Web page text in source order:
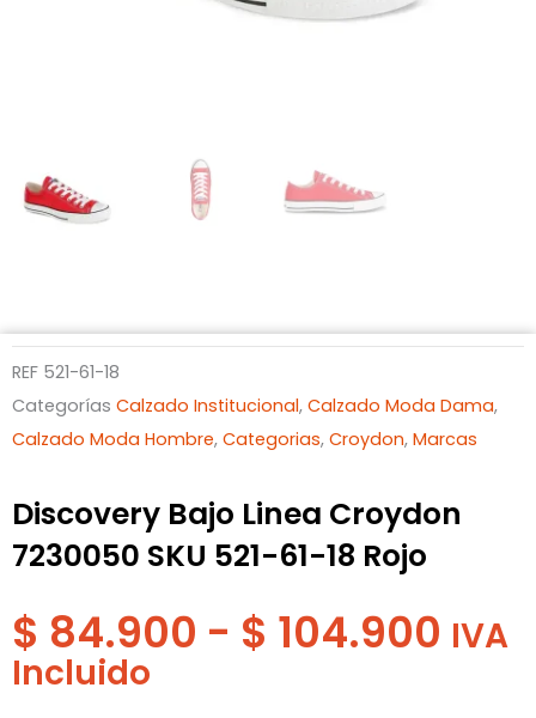
REF 521-61-18
Categorías Calzado Institucional, Calzado Moda Dama,
Calzado Moda Hombre, Categorias, Croydon, Marcas
Discovery Bajo Linea Croydon
7230050 SKU 521-61-18 Rojo
$ 84.900 - $ 104.900 de
IVA
Incluido